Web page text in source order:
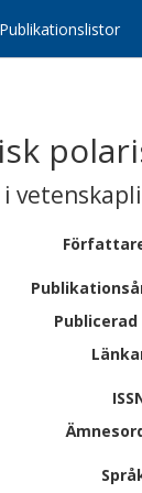
Publikationslistor
Publicerad